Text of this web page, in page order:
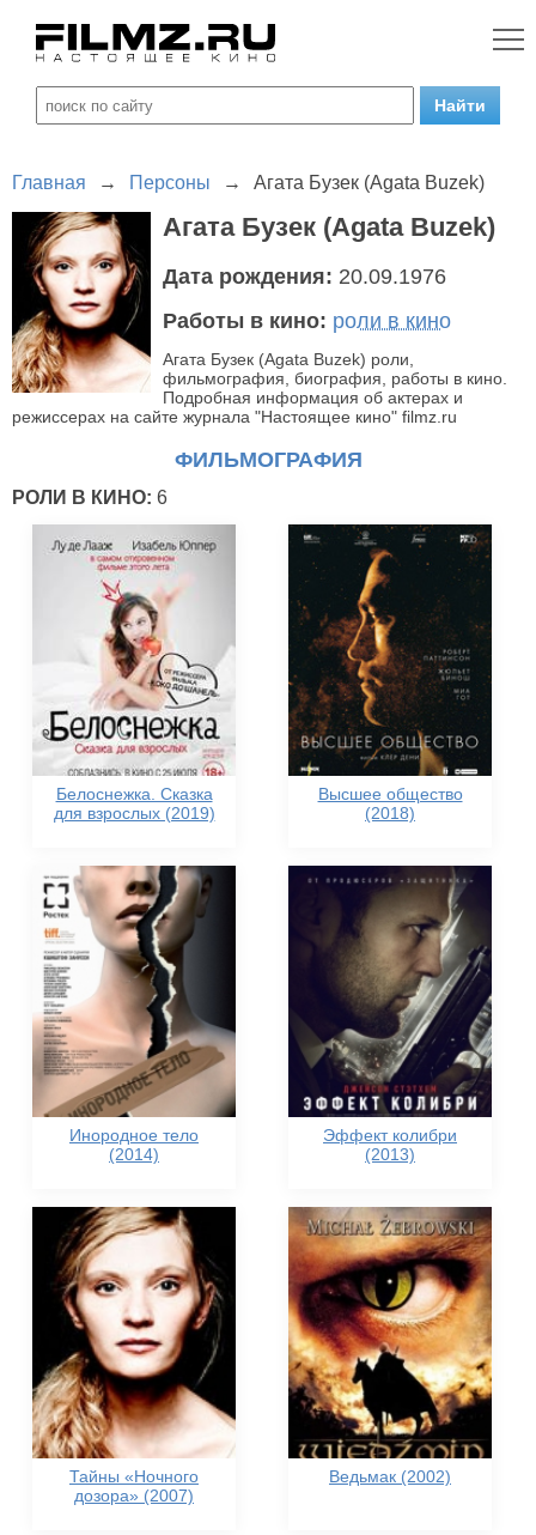
Главная → Персоны → Агата Бузек (Agata Buzek)
Агата Бузек (Agata Buzek)
Дата рождения: 20.09.1976
Работы в кино: роли в кино
Агата Бузек (Agata Buzek) роли,
фильмография, биография, работы в кино.
Подробная информация об актерах и
режиссерах на сайте журнала "Настоящее кино" filmz.ru
ФИЛЬМОГРАФИЯ
РОЛИ В КИНО: 6
Белоснежка. Сказка
для взрослых (2019)
Высшее общество
(2018)
Инородное тело
(2014)
Эффект колибри
(2013)
Тайны «Ночного
дозора» (2007)
Ведьмак (2002)